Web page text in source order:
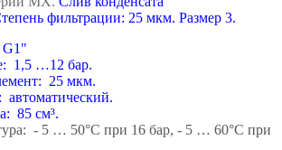
фильтрации: 25 мкм. Размер 3.
G1"
1,5 …12 бар.
25 мкм.
автоматический.
85 см³.
- 5 … 50°С при 16 бар, - 5 … 60°С при